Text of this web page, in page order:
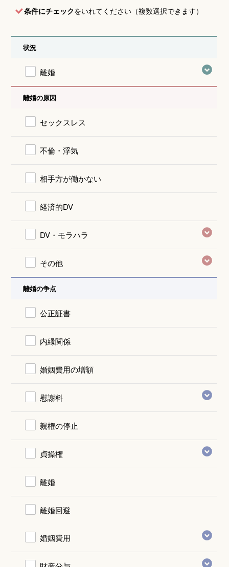
条件にチェックをいれてください（複数選択できます）
状況
離婚
離婚の原因
セックスレス
不倫・浮気
相手方が働かない
経済的DV
DV・モラハラ
その他
離婚の争点
公正証書
内縁関係
婚姻費用の増額
慰謝料
親権の停止
貞操権
離婚
離婚回避
婚姻費用